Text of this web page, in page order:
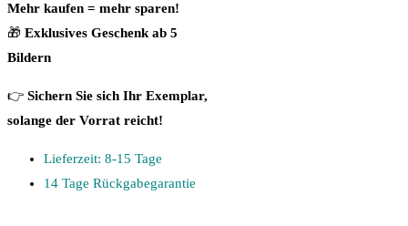
Mehr kaufen = mehr sparen!
🎁 Exklusives Geschenk ab 5
Bildern
👉 Sichern Sie sich Ihr Exemplar,
solange der Vorrat reicht!
Lieferzeit: 8-15 Tage
14 Tage Rückgabegarantie